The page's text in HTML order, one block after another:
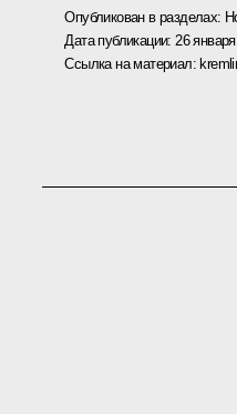
Опубликован в разделах:
Дата публикации: 26
Ссылка на материал: